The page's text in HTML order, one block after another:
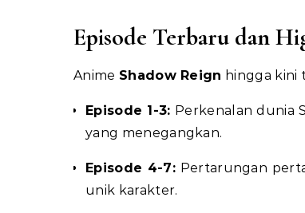
Episode Terbaru dan
Anime Shadow Reign hingga kini
Episode 1-3: Perkenalan dunia
yang menegangkan.
Episode 4-7: Pertarungan
unik karakter.